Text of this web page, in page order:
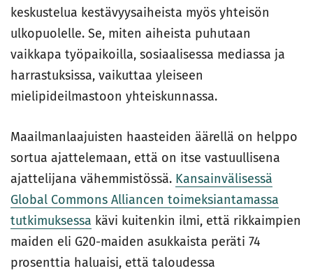
keskustelua kestävyysaiheista myös yhteisön
ulkopuolelle. Se, miten aiheista puhutaan
vaikkapa työpaikoilla, sosiaalisessa mediassa ja
harrastuksissa, vaikuttaa yleiseen
mielipideilmastoon yhteiskunnassa.
Maailmanlaajuisten haasteiden äärellä on helppo
sortua ajattelemaan, että on itse vastuullisena
ajattelijana vähemmistössä. Kansainvälisessä
Global Commons Alliancen toimeksiantamassa
tutkimuksessa kävi kuitenkin ilmi, että rikkaimpien
maiden eli G20-maiden asukkaista peräti 74
prosenttia haluaisi, että taloudessa